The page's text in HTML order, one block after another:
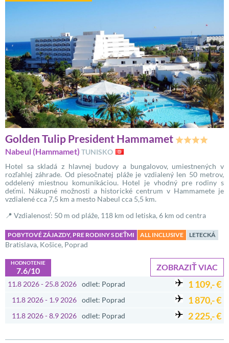
Golden Tulip President Hammamet
Nabeul (Hammamet) TUNISKO
Hotel sa skladá z hlavnej budovy a bungalovov, umiestnených v
rozľahlej záhrade. Od piesočnatej pláže je vzdialený len 50 metrov,
oddelený miestnou komunikáciou. Hotel je vhodný pre rodiny s
deťmi. Nákupné možnosti a historické centrum v Hammamete je
vzdialené cca 7,5 km a mesto Nabeul cca 5,5 km.
📍 Vzdialenosť: 50 m od pláže, 118 km od letiska, 6 km od centra
POBYTOVÉ ZÁJAZDY, PRE RODINY S DEŤMI ALL INCLUSIVE LETECKÁ
Bratislava, Košice, Poprad
ZOBRAZIŤ VIAC
HODNOTENIE
7.6/10
11.8 2026 - 25.8 2026 odlet: Poprad 1 109,- €
11.8 2026 - 1.9 2026 odlet: Poprad 1 870,- €
11.8 2026 - 8.9 2026 odlet: Poprad 2 225,- €